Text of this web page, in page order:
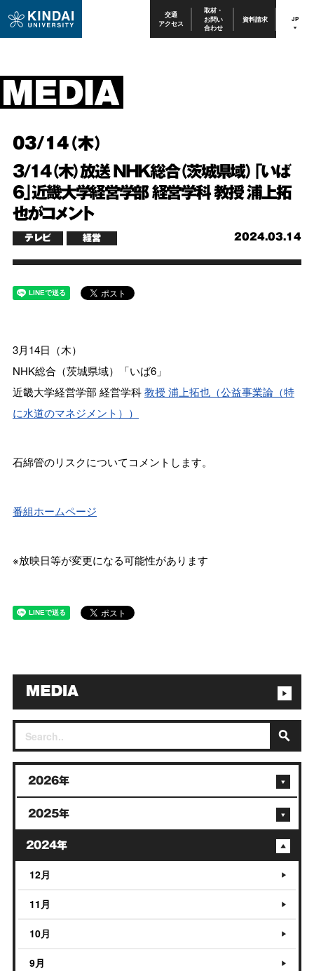
交通
アクセス
取材・
お問い
合わせ
資料請求 JP
03/14（木）
3/14（木）放送 NHK総合（茨城県域）「いば
6」近畿大学経営学部 経営学科 教授 浦上拓
也がコメント
2024.03.14
テレビ 経営
3月14日（木）
NHK総合（茨城県域）「いば6」
近畿大学経営学部 経営学科教授 浦上拓也（公益事業論（特
に水道のマネジメント））
石綿管のリスクについてコメントします。
番組ホームページ
※放映日等が変更になる可能性があります
2026年
2025年
2024年
12月
11月
10月
9月